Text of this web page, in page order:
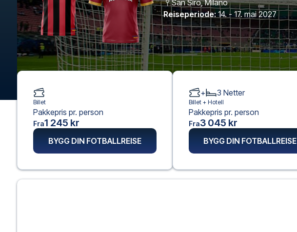
San Siro,Milano
Reiseperiode: 14. - 17. mai 2027
Billet
Pakkepris pr. person
Fra1 245 kr
BYGG DIN FOTBALLREISE
+ 3 Netter
Billet + Hotell
Pakkepris pr. person
Fra3 045 kr
BYGG DIN FOTBALLREISE